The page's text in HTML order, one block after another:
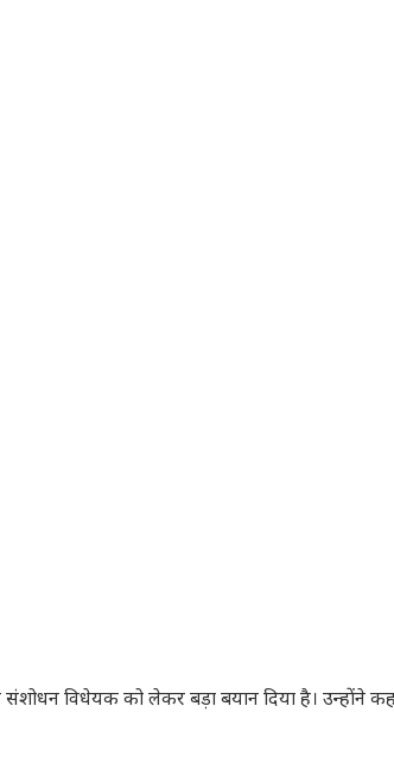
संशोधन विधेयक को लेकर बड़ा बयान दिया है। उन्होंने